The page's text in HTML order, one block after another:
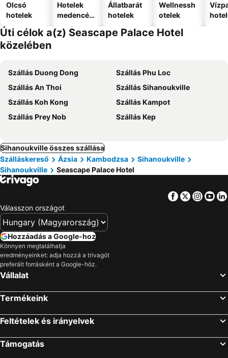
Olcsó
hotelek
Hotelek
medencév
Állatbarát
hotelek
Wellnessh
otelek
Úti célok a(z) Seascape Palace Hotel
közelében
Szállás Duong Dong
Szállás Phu Loc
Szállás An Thoi
Szállás Sihanoukville
Szállás Koh Kong
Szállás Kampot
Szállás Prey Nob
Szállás Kep
Sihanoukville összes szállása
Szálláskereső
Ázsia Kambodzsa
Sihanoukville
Sihanoukville
Seascape Palace Hotel
Facebook
Twitter
Válasszon országot
Hozzáadás a Google-hoz
Könnyen megtalálhatja
eredményeinket: adja hozzá a trivagót
preferált forrásként a Google-höz.
Vállalat
Termékeink
Feltételek és irányelvek
Támogatás